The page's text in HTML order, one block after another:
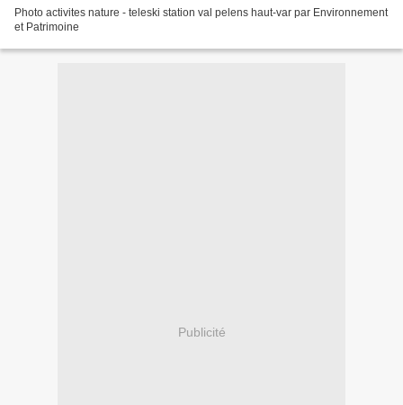
Photo activites nature - teleski station val pelens haut-var par Environnement
et Patrimoine
Publicité